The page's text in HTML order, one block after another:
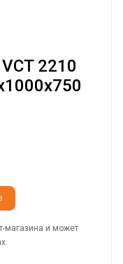
2210
магазина и может